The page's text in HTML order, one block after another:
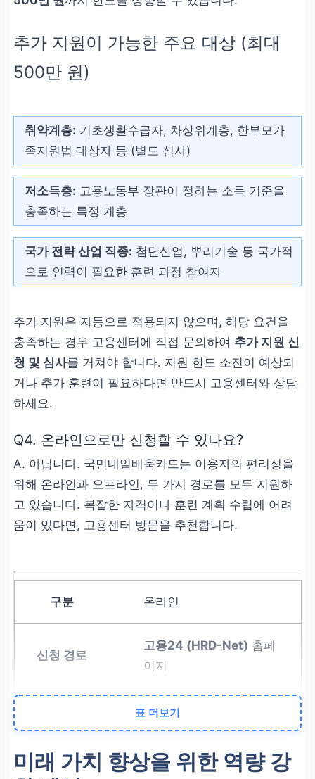
추가 지원이 가능한 주요 대상 (최대
500만 원)
취약계층: 기초생활수급자, 차상위계층, 한부모가
족지원법 대상자 등 (별도 심사)
저소득층: 고용노동부 장관이 정하는 소득 기준을
충족하는 특정 계층
국가 전략 산업 직종: 첨단산업, 뿌리기술 등 국가적
으로 인력이 필요한 훈련 과정 참여자
추가 지원은 자동으로 적용되지 않으며, 해당 요건을
충족하는 경우 고용센터에 직접 문의하여 추가 지원 신
청 및 심사를 거쳐야 합니다. 지원 한도 소진이 예상되
거나 추가 훈련이 필요하다면 반드시 고용센터와 상담
하세요.
Q4. 온라인으로만 신청할 수 있나요?
A. 아닙니다. 국민내일배움카드는 이용자의 편리성을
위해 온라인과 오프라인, 두 가지 경로를 모두 지원하
고 있습니다. 복잡한 자격이나 훈련 계획 수립에 어려
움이 있다면, 고용센터 방문을 추천합니다.
온라인
고용24 (HRD-Net) 홈페
이지
시간과 장소 제약 없이 편
리, 재발급이나 단순 신청
에 유리
표 더보기
미래 가치 향상을 위한 역량 강